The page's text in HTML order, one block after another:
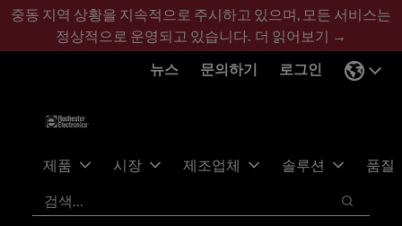
기
콘
바
글
중동 지역 상황을 지속적으로 주시하고 있으며, 모든 서비스는
정상적으로 운영되고 있습니다. 더 읽어보기 →
뉴스
문의하기 로그인
제품 시장 제조업체 솔루션
품질
검색
검색